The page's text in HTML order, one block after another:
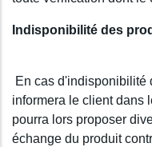
Indisponibilité des
En cas d'indisponibilité
informera le client dans
pourra lors proposer
échange du produit